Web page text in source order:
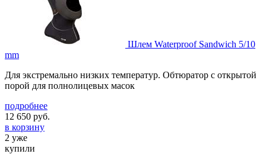
Шлем Waterproof Sandwich 5/10
mm
Для экстремально низких температур. Обтюратор с открытой
порой для полнолицевых масок
подробнее
12 650 руб.
в корзину
2 уже
купили